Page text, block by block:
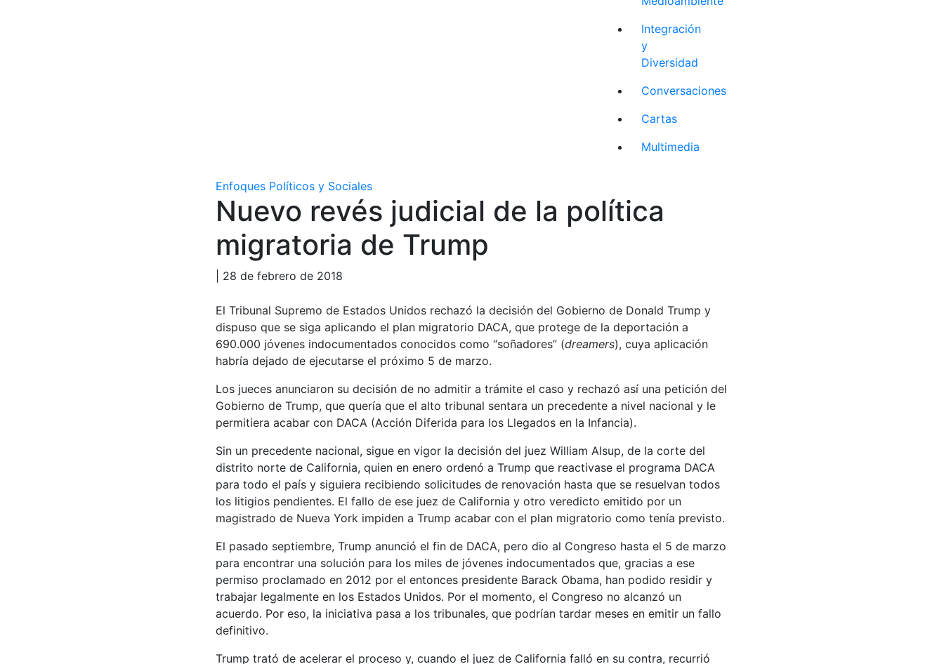
Integración
y
Diversidad
Conversaciones
Cartas
Multimedia
Enfoques Políticos y Sociales
Nuevo revés judicial de la política
migratoria de Trump
| 28 de febrero de 2018
El Tribunal Supremo de Estados Unidos rechazó la decisión del Gobierno de Donald Trump y
dispuso que se siga aplicando el plan migratorio DACA, que protege de la deportación a
690.000 jóvenes indocumentados conocidos como “soñadores” (dreamers), cuya aplicación
habría dejado de ejecutarse el próximo 5 de marzo.
Los jueces anunciaron su decisión de no admitir a trámite el caso y rechazó así una petición del
Gobierno de Trump, que quería que el alto tribunal sentara un precedente a nivel nacional y le
permitiera acabar con DACA (Acción Diferida para los Llegados en la Infancia).
Sin un precedente nacional, sigue en vigor la decisión del juez William Alsup, de la corte del
distrito norte de California, quien en enero ordenó a Trump que reactivase el programa DACA
para todo el país y siguiera recibiendo solicitudes de renovación hasta que se resuelvan todos
los litigios pendientes. El fallo de ese juez de California y otro veredicto emitido por un
magistrado de Nueva York impiden a Trump acabar con el plan migratorio como tenía previsto.
El pasado septiembre, Trump anunció el fin de DACA, pero dio al Congreso hasta el 5 de marzo
para encontrar una solución para los miles de jóvenes indocumentados que, gracias a ese
permiso proclamado en 2012 por el entonces presidente Barack Obama, han podido residir y
trabajar legalmente en los Estados Unidos. Por el momento, el Congreso no alcanzó un
acuerdo. Por eso, la iniciativa pasa a los tribunales, que podrían tardar meses en emitir un fallo
definitivo.
Trump trató de acelerar el proceso y, cuando el juez de California falló en su contra, recurrió